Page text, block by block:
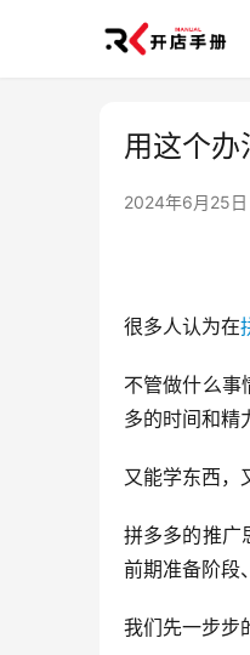
用这个办
2024年6月25
很多人认为在
不管做什么事
多的时间和精
又能学东西，
拼多多的推
前期准备阶段
我们先一步步